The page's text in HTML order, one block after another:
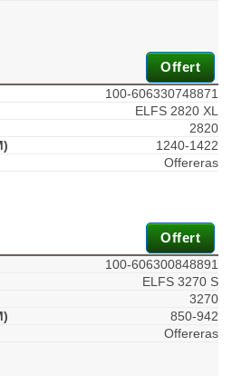
Offert
100-606330748871
ELFS 2820 XL
2820
1240-1422
Offereras
Offert
100-606300848891
ELFS 3270 S
3270
850-942
Offereras